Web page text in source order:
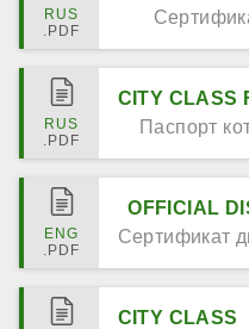
CITY CLASS
Паспорт
OFFICIAL
Сертификат
CITY CLASS